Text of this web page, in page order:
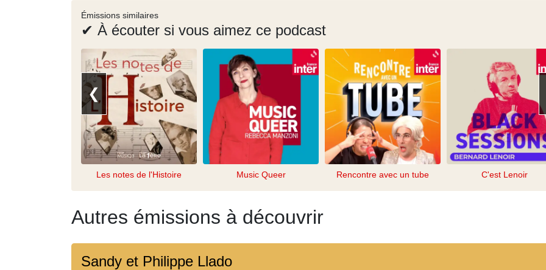
Émissions similaires
✔ À écouter si vous aimez ce podcast
❮
Les notes de l'Histoire Music Queer Rencontre avec un tube C'est Lenoir
Autres émissions à découvrir
Sandy et Philippe Llado